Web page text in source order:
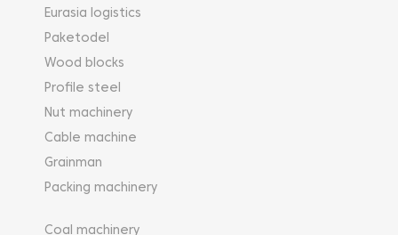
Eurasia logistics
Paketodel
Wood blocks
Profile steel
Nut machinery
Cable machine
Grainman
Packing machinery
Coal machinery